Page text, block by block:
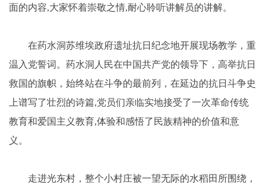
面的内容,大家怀着崇敬之情,耐心聆听讲解员的讲解。
在药水洞苏维埃政府遗址抗日纪念地开展现场教学，重
温入党誓词。药水洞人民在中国共产党的领导下，高举抗日
救国的旗帜，始终站在斗争的最前列，在延边的抗日斗争史
上谱写了壮烈的诗篇,党员们亲临实地接受了一次革命传统
教育和爱国主义教育,体验和感悟了民族精神的价值和意
义。
走进光东村，整个小村庄被一望无际的水稻田所围绕，